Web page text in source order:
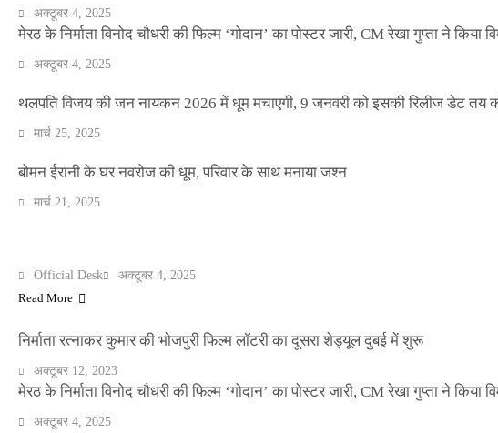
अक्टूबर 4, 2025
मेरठ के निर्माता विनोद चौधरी की फिल्म ‘गोदान’ का पोस्टर जारी, CM रेखा गुप्ता ने
अक्टूबर 4, 2025
थलपति विजय की जन नायकन 2026 में धूम मचाएगी, 9 जनवरी को इसकी रिलीज डेट तय
मार्च 25, 2025
बोमन ईरानी के घर नवरोज की धूम, परिवार के साथ मनाया जश्न
मार्च 21, 2025
NEWS
बॉलीवुड के बाद अब डिफेंस टाइकून साहिल लूथरा को मिली जान से
धमकियाँ : सेलिब्रिटी टारगेटिंग जैसा हूबहू पैटर्न का खुलासा
Official Desk
Official Desk
अक्टूबर 4, 2025
Read More
निर्माता रत्नाकर कुमार की भोजपुरी फिल्म लॉटरी का दूसरा शेड्यूल दुबई में शुरू
अक्टूबर 12, 2023
मेरठ के निर्माता विनोद चौधरी की फिल्म ‘गोदान’ का पोस्टर जारी, CM रेखा गुप्ता ने
अक्टूबर 4, 2025